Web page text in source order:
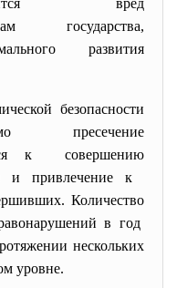
вред
государства,
развития
безопасности
пресечение
к совершению
и привлечение к
Количество
в год
нескольких
уровне.